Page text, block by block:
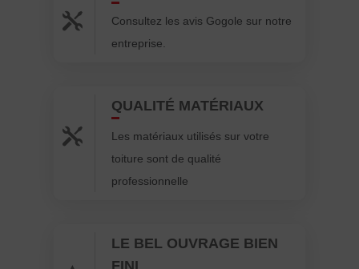

Consultez les avis Gogole sur notre
entreprise.

QUALITÉ MATÉRIAUX
Les matériaux utilisés sur votre
toiture sont de qualité
professionnelle
LE BEL OUVRAGE BIEN